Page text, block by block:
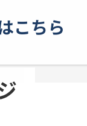
こちら